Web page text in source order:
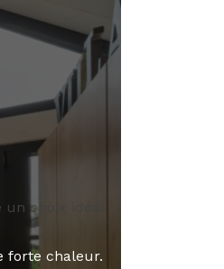
choix idéal
forte chaleur.